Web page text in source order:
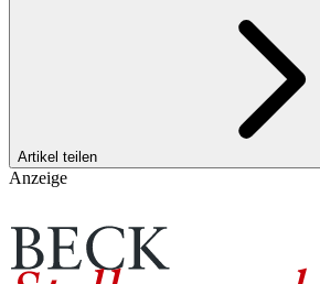
Artikel teilen
Anzeige